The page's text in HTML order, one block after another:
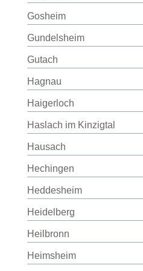
Gosheim
Gundelsheim
Gutach
Hagnau
Haigerloch
Haslach im Kinzigtal
Hausach
Hechingen
Heddesheim
Heidelberg
Heilbronn
Heimsheim